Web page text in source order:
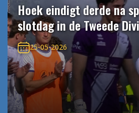
Hoek eindigt derde na
slotdag in de Tweede
25-05-2026